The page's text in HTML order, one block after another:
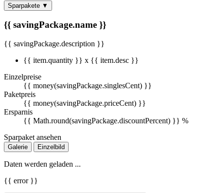
Sparpakete ▼
{{ savingPackage.name }}
{{ savingPackage.description }}
{{ item.quantity }} x {{ item.desc }}
Einzelpreise
{{ money(savingPackage.singlesCent) }}
Paketpreis
{{ money(savingPackage.priceCent) }}
Ersparnis
{{ Math.round(savingPackage.discountPercent) }} %
Sparpaket ansehen
Galerie Einzelbild
Daten werden geladen ...
{{ error }}